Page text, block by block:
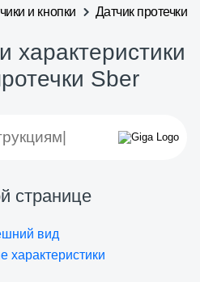
и кнопки Датчик протечки
характеристики
Sber
странице
вид
характеристики